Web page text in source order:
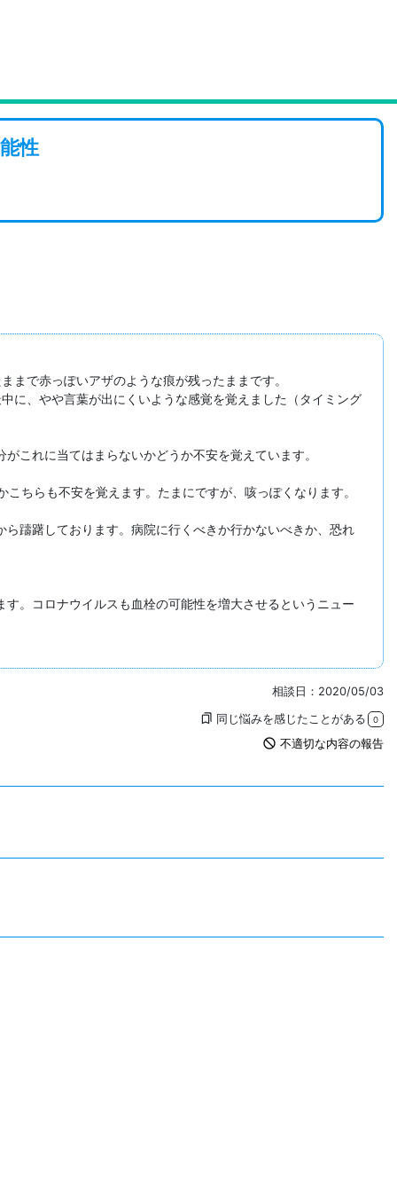
性
で赤っぽいアザのような痕が残ったままです。
に、やや言葉が出にくいような感覚を覚えました（タイミング
これに当てはまらないかどうか不安を覚えています。
ちらも不安を覚えます。たまにですが、咳っぽくなります。
躊躇しております。病院に行くべきか行かないべきか、恐れ
。コロナウイルスも血栓の可能性を増大させるというニュー
相談日：2020/05/03
bookmarks 同じ悩みを感じたことがある 0
not_interested 不適切な内容の報告